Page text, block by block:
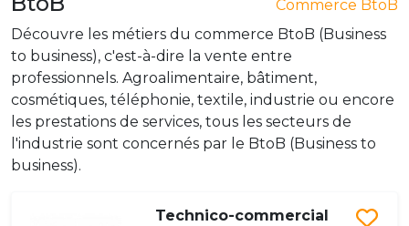
Commerce BtoB
Découvre les métiers du commerce BtoB (Business
to business), c'est-à-dire la vente entre
professionnels. Agroalimentaire, bâtiment,
cosmétiques, téléphonie, textile, industrie ou encore
les prestations de services, tous les secteurs de
l'industrie sont concernés par le BtoB (Business to
business).
Technico-commercial